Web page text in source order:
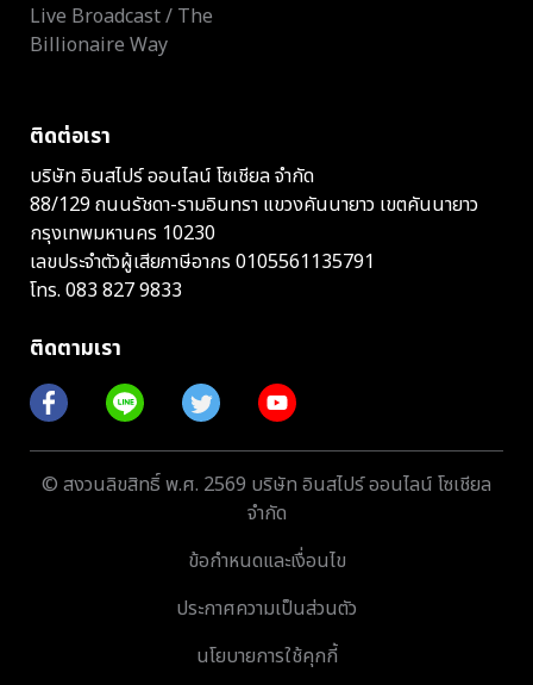
Live Broadcast / The
Billionaire Way
ติดต่อเรา
บริษัท อินสไปร์ ออนไลน์ โซเชียล จำกัด
88/129 ถนนรัชดา-รามอินทรา แขวงคันนายาว เขตคันนายาว
กรุงเทพมหานคร 10230
เลขประจำตัวผู้เสียภาษีอากร 0105561135791
โทร. 083 827 9833
ติดตามเรา
© สงวนลิขสิทธิ์ พ.ศ. 2569 บริษัท อินสไปร์ ออนไลน์ โซเชียล
จำกัด
ข้อกำหนดและเงื่อนไข
ประกาศความเป็นส่วนตัว
นโยบายการใช้คุกกี้